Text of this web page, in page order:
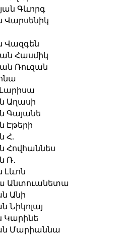
Գևորգ
Վարսենիկ
Վազգեն
Հասմիկ
Ռուզան
Լարիսա
Աղասի
Գայանե
Էթերի
Հ.
Հովհաննես
Ռ․
Լևոն
Անտուանետա
Անի
Նիկոլայ
Կարինե
Մարիաննա